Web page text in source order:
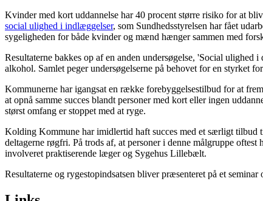
Kvinder med kort uddannelse har 40 procent større risiko for at
social ulighed i indlæggelser, som Sundhedsstyrelsen har fået
sygeligheden for både kvinder og mænd hænger sammen med
Resultaterne bakkes op af en anden undersøgelse, 'Social
alkohol. Samlet peger undersøgelserne på behovet for en styrket
Kommunerne har igangsat en række forebyggelsestilbud for at
at opnå samme succes blandt personer med kort eller ingen
størst omfang er stoppet med at ryge.
Kolding Kommune har imidlertid haft succes med et særligt tilbud
deltagerne røgfri. På trods af, at personer i denne målgruppe
involveret praktiserende læger og Sygehus Lillebælt.
Resultaterne og rygestopindsatsen bliver præsenteret på et